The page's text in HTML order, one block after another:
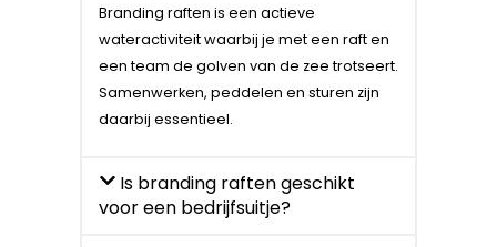
Branding raften is een actieve
wateractiviteit waarbij je met een raft en
een team de golven van de zee trotseert.
Samenwerken, peddelen en sturen zijn
daarbij essentieel.
Is branding raften geschikt
voor een bedrijfsuitje?